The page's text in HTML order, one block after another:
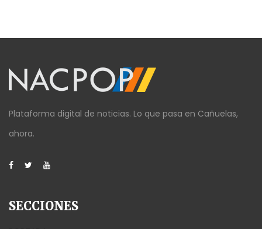
Plataforma digital de noticias. Lo que pasa en Cañuelas,
ahora.
SECCIONES